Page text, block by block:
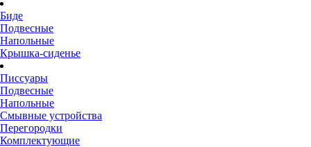
Биде
Подвесные
Напольные
Крышка-сиденье
Писсуары
Подвесные
Напольные
Смывные устройства
Перегородки
Комплектующие